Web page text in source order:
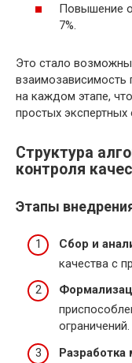
Повышение
7%.
Это стало
взаимозависимость
на каждом этапе,
простых экспертных
Структура
контроля
Этапы
Сбор и
качества с
ограничений.